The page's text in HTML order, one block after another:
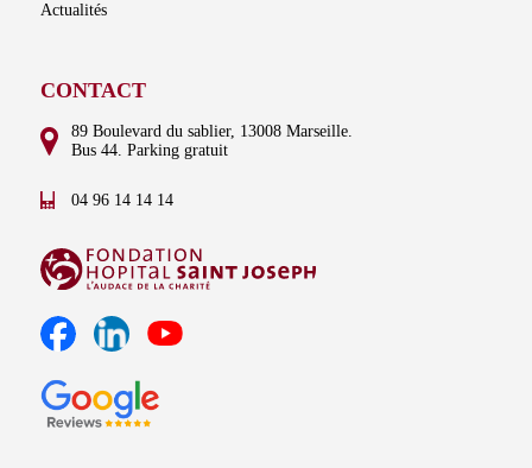
Actualités
CONTACT
89 Boulevard du sablier, 13008 Marseille.
Bus 44. Parking gratuit
04 96 14 14 14